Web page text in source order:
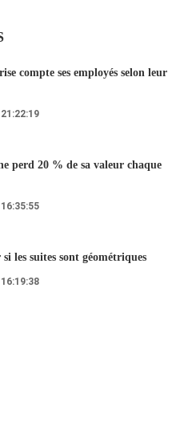
compte ses employés selon leur
perd 20 % de sa valeur chaque
les suites sont géométriques